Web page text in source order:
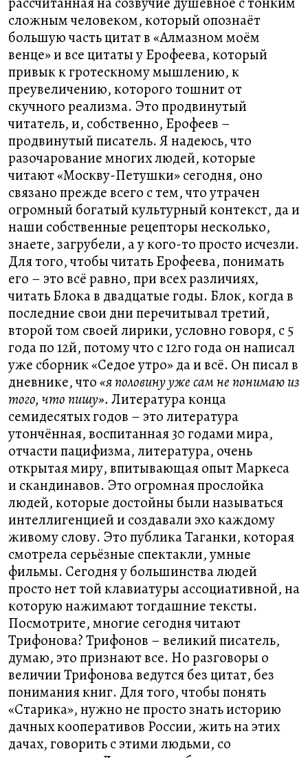
сложным человеком, который опознаёт
большую часть цитат в «Алмазном моём
венце» и все цитаты у Ерофеева, который
привык к гротескному мышлению, к
преувеличению, которого тошнит от
скучного реализма. Это продвинутый
читатель, и, собственно, Ерофеев –
продвинутый писатель. Я надеюсь, что
разочарование многих людей, которые
читают «Москву-Петушки» сегодня, оно
связано прежде всего с тем, что утрачен
огромный богатый культурный контекст, да и
наши собственные рецепторы несколько,
знаете, загрубели, а у кого-то просто исчезли.
Для того, чтобы читать Ерофеева, понимать
его – это всё равно, при всех различиях,
читать Блока в двадцатые годы. Блок, когда в
последние свои дни перечитывал третий,
второй том своей лирики, условно говоря, с 5
года по 12й, потому что с 12го года он написал
уже сборник «Седое утро» да и всё. Он писал в
дневнике, что«я половину уже сам не понимаю из
того, что пишу». Литература конца
семидесятых годов – это литература
утончённая, воспитанная 30 годами мира,
отчасти пацифизма, литература, очень
открытая миру, впитывающая опыт Маркеса
и скандинавов. Это огромная прослойка
людей, которые достойны были называться
интеллигенцией и создавали эхо каждому
живому слову. Это публика Таганки, которая
смотрела серьёзные спектакли, умные
фильмы. Сегодня у большинства людей
просто нет той клавиатуры ассоциативной, на
которую нажимают тогдашние тексты.
Посмотрите, многие сегодня читают
Трифонова? Трифонов – великий писатель,
думаю, это признают все. Но разговоры о
величии Трифонова ведутся без цитат, без
понимания книг. Для того, чтобы понять
«Старика», нужно не просто знать историю
дачных кооперативов России, жить на этих
дачах, говорить с этими людьми, со